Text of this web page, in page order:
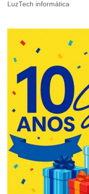
LuzTech informática